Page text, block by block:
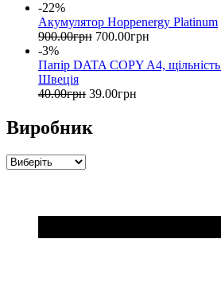
-22%
Акумулятор Hoppenergy Platinum
900.00грн 700.00грн
-3%
Папір DATA COPY A4, щільність
Швеція
40.00грн 39.00грн
Виробник